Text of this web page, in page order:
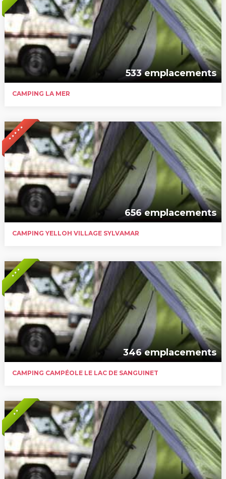
533 emplacements
CAMPING LA MER
* * * * *
656 emplacements
CAMPING YELLOH VILLAGE SYLVAMAR
* * *
346 emplacements
CAMPING CAMPÉOLE LE LAC DE SANGUINET
* *